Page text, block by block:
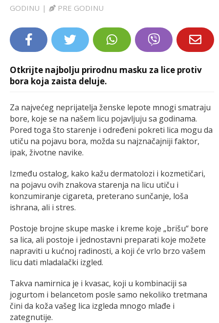
EXTRA
GODINU | PRE GODINU
Otkrijte najbolju prirodnu masku za lice protiv
bora koja zaista deluje.
Za najvećeg neprijatelja ženske lepote mnogi smatraju
bore, koje se na našem licu pojavljuju sa godinama.
Pored toga što starenje i određeni pokreti lica mogu da
utiču na pojavu bora, možda su najznačajniji faktor,
ipak, životne navike.
Između ostalog, kako kažu dermatolozi i kozmetičari,
na pojavu ovih znakova starenja na licu utiču i
konzumiranje cigareta, preterano sunčanje, loša
ishrana, ali i stres.
Postoje brojne skupe maske i kreme koje „brišu“ bore
sa lica, ali postoje i jednostavni preparati koje možete
napraviti u kućnoj radinosti, a koji će vrlo brzo vašem
licu dati mladalački izgled.
Takva namirnica je i kvasac, koji u kombinaciji sa
jogurtom i belancetom posle samo nekoliko tretmana
čini da koža vašeg lica izgleda mnogo mlađe i
zategnutije.